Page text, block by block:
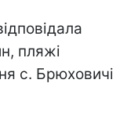
пляжі
с. Брюховичі